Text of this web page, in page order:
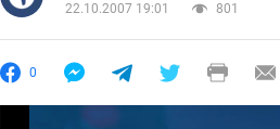
22.10.2007 19:01
801
0